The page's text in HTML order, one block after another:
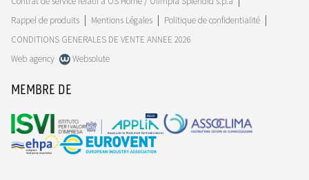
Rappel de produits
Mentions Légales
Politique de confidentialité
CONDITIONS GENERALES DE VENTE ANNEE 2026
Web agency
Websolute
MEMBRE DE